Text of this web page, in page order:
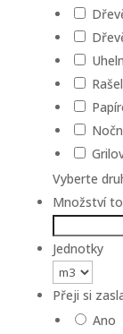
Vyberte
Množství
Jednotky
Přeji si
Ano